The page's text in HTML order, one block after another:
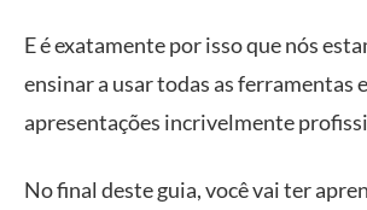
E é exatamente por isso que nós
ensinar a usar todas as ferramentas
apresentações incrivelmente
No final deste guia, você vai ter